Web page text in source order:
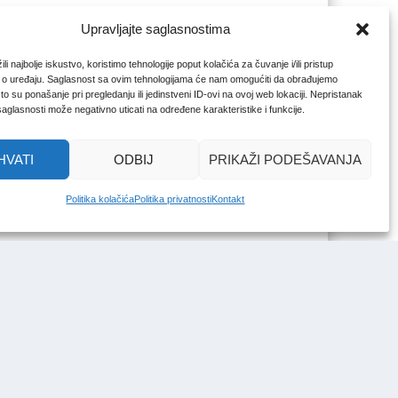
Upravljajte saglasnostima
najbolje iskustvo, koristimo tehnologije poput kolačića za čuvanje i/ili pristup
uređaju. Saglasnost sa ovim tehnologijama će nam omogućiti da obrađujemo
su ponašanje pri pregledanju ili jedinstveni ID-ovi na ovoj web lokaciji. Nepristanak
može negativno uticati na određene karakteristike i funkcije.
ODBIJ PRIKAŽI PODEŠAVANJA
Politika kolačićaPolitika privatnostiKontakt